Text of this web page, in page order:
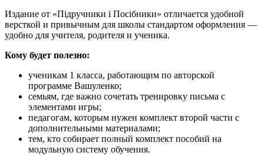
Издание от «Підручники і Посібники» отличается удобной
версткой и привычным для школы стандартом оформления —
удобно для учителя, родителя и ученика.
Кому будет полезно:
ученикам 1 класса, работающим по авторской
программе Вашуленко;
семьям, где важно сочетать тренировку письма с
элементами игры;
педагогам, которым нужен комплект второй части с
дополнительными материалами;
тем, кто собирает полный комплект пособий на
модульную систему обучения.